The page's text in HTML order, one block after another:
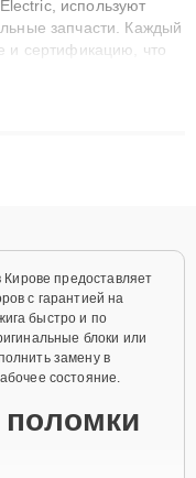
используют
запчасти. Каждый
и сертификацию, что
гарантии до 3 лет.
предоставляет
с гарантией на
быстро и по
блоки или
замену в
состояние.